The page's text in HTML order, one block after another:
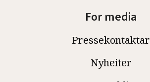
For media
Pressekontaktar
Nyheiter